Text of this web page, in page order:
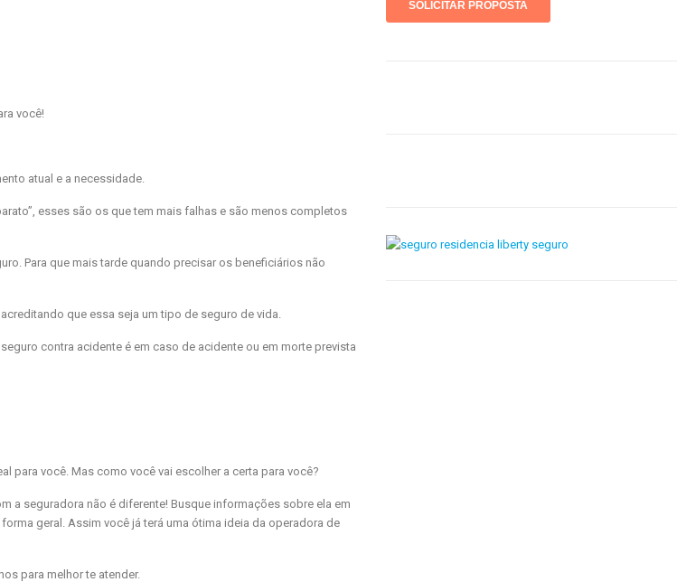
você!
atual e a necessidade.
esses são os que tem mais falhas e são menos completos
Para que mais tarde quando precisar os beneficiários não
que essa seja um tipo de seguro de vida.
contra acidente é em caso de acidente ou em morte prevista
para você. Mas como você vai escolher a certa para você?
a seguradora não é diferente! Busque informações sobre ela em
geral. Assim você já terá uma ótima ideia da operadora de
para melhor te atender.